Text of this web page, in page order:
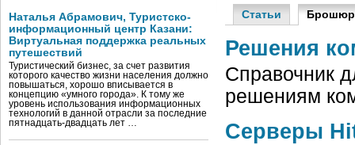
Наталья Абрамович, Туристско-
информационный центр Казани:
Виртуальная поддержка реальных
путешествий
Туристический бизнес, за счет развития
которого качество жизни населения должно
повышаться, хорошо вписывается в
концепцию «умного города». К тому же
уровень использования информационных
технологий в данной отрасли за последние
пятнадцать-двадцать лет …
Статьи
Решения
Справочник
решениям
Серверы